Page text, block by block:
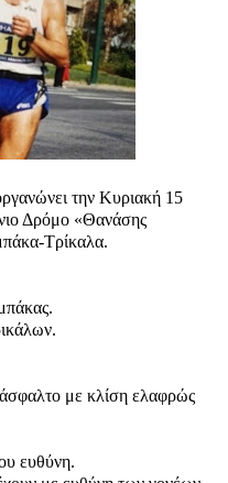
την Κυριακή 15
Δρόμο «Θανάσης
Τρίκαλα.
με κλίση ελαφρώς
ευθύνη.